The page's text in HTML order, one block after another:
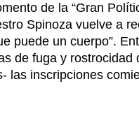
de la “Gran
Spinoza vuelve a
puede un cuerpo”.
de fuga y rostrocidad
las inscripciones